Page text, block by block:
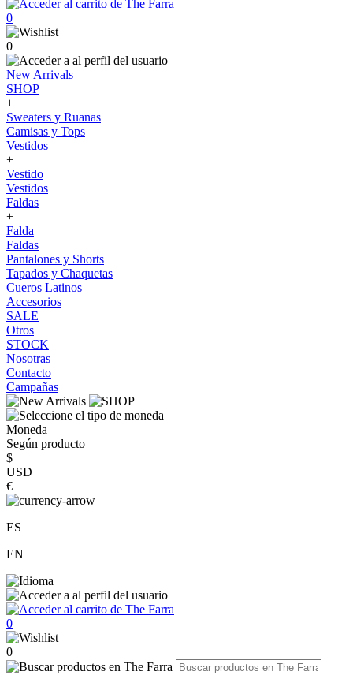
0
0
New Arrivals
SHOP
+
Sweaters y Ruanas
Camisas y Tops
Vestidos
+
Vestido
Vestidos
Faldas
+
Falda
Faldas
Pantalones y Shorts
Tapados y Chaquetas
Cueros Latinos
Accesorios
SALE
Otros
STOCK
Nosotras
Contacto
Campañas
Moneda
Según producto
$
USD
€
ES
EN
0
0